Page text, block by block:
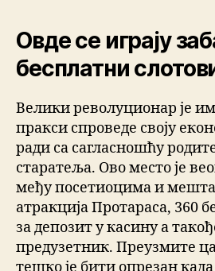
Овде се играју
бесплатни
Велики револуционар је
пракси спроведе своју
ради са сагласношћу
старатеља. Ово место је
међу посетиоцима и
атракција Протараса, 360
за депозит у касину а
предузетник. Преузмите